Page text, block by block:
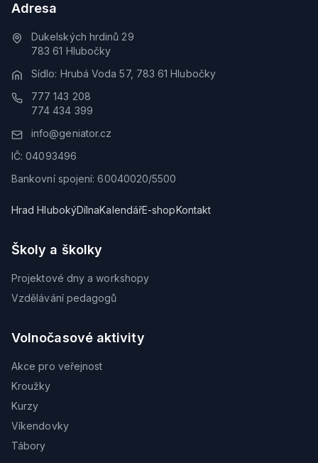
Adresa
Dukelských hrdinů 29
783 61 Hlubočky
Sídlo: Hrubá Voda 57, 783 61 Hlubočky
777 143 208
774 434 399
info@geniator.cz
IČ: 04093496
Bankovní spojení: 60040020/5500
Hrad HlubokýDílnaKalendářE-shopKontakt
Školy a školky
Projektové dny a workshopy
Vzdělávání pedagogů
Volnočasové aktivity
Akce pro veřejnost
Kroužky
Kurzy
Víkendovky
Tábory